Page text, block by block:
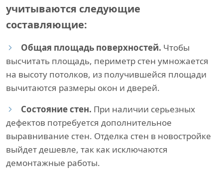
учитываются следующие
составляющие:
Общая площадь поверхностей. Чтобы
высчитать площадь, периметр стен умножается
на высоту потолков, из получившейся площади
вычитаются размеры окон и дверей.
Состояние стен. При наличии серьезных
дефектов потребуется дополнительное
выравнивание стен. Отделка стен в новостройке
выйдет дешевле, так как исключаются
демонтажные работы.